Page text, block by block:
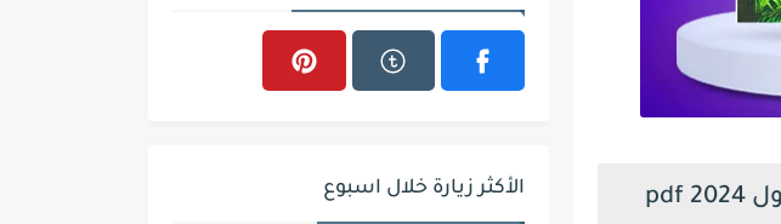
كتاب المعاصر ماث مراجعة للصف الثاني الابتدائى لغات ترم اول 2024 pdf
الأكثر زيارة خلال اسبوع